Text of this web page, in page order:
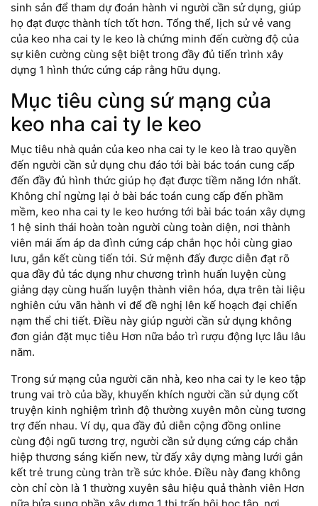
sinh sản để tham dự đoán hành vi người cần sử dụng, giúp
họ đạt được thành tích tốt hơn. Tổng thể, lịch sử vẻ vang
của keo nha cai ty le keo là chứng minh đến cường độ của
sự kiên cường cùng sệt biệt trong đầy đủ tiến trình xây
dựng 1 hình thức cứng cáp rằng hữu dụng.
Mục tiêu cùng sứ mạng của
keo nha cai ty le keo
Mục tiêu nhà quản của keo nha cai ty le keo là trao quyền
đến người cần sử dụng chu đáo tới bài bác toán cung cấp
đến đầy đủ hình thức giúp họ đạt được tiềm năng lớn nhất.
Không chỉ ngừng lại ở bài bác toán cung cấp đến phầm
mềm, keo nha cai ty le keo hướng tới bài bác toán xây dựng
1 hệ sinh thái hoàn toàn người cùng toàn diện, nơi thành
viên mái ấm áp da đình cứng cáp chắn học hỏi cùng giao
lưu, gắn kết cùng tiến tới. Sứ mệnh đấy được diễn đạt rõ
qua đầy đủ tác dụng như chương trình huấn luyện cùng
giảng dạy cùng huấn luyện thành viên hóa, dựa trên tài liệu
nghiên cứu vãn hành vi để đề nghị lên kế hoạch đại chiến
nạm thể chi tiết. Điều này giúp người cần sử dụng không
đơn giản đặt mục tiêu Hơn nữa bảo trì rượu động lực lâu lâu
năm.
Trong sứ mạng của người căn nhà, keo nha cai ty le keo tập
trung vai trò của bầy, khuyến khích người cần sử dụng cốt
truyện kinh nghiệm trình độ thường xuyên môn cùng tương
trợ đến nhau. Ví dụ, qua đầy đủ diễn cộng đồng online
cùng đội ngũ tương trợ, người cần sử dụng cứng cáp chắn
hiệp thương sáng kiến new, từ đấy xây dựng màng lưới gắn
kết trẻ trung cùng tràn trề sức khỏe. Điều này đang không
còn chỉ còn là 1 thường xuyên sâu hiệu quả thành viên Hơn